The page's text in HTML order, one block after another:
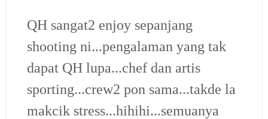
QH sangat2 enjoy sepanjang
shooting ni...pengalaman yang tak
dapat QH lupa...chef dan artis
sporting...crew2 pon sama...takde la
makcik stress...hihihi...semuanya